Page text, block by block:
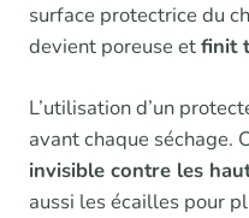
surface protectrice du
devient poreuse etfinit
L’utilisation d’un
avant chaque séchage.
invisible contre les
aussi les écailles pour